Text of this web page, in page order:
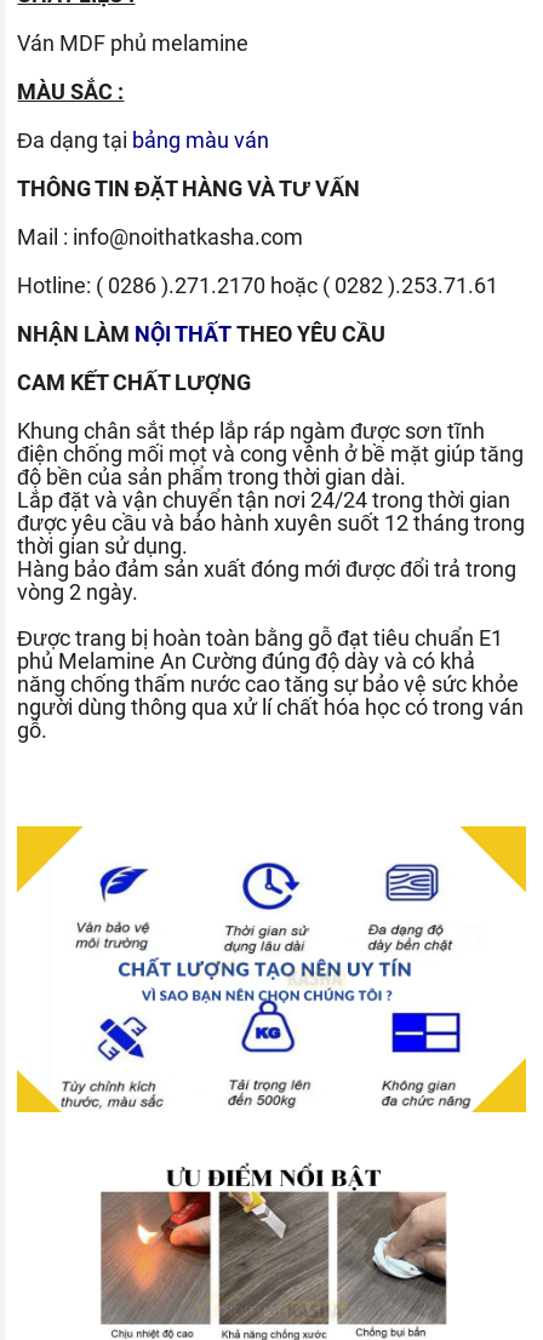
Ván MDF phủ melamine
MÀU SẮC :
Đa dạng tại bảng màu ván
THÔNG TIN ĐẶT HÀNG VÀ TƯ VẤN
Mail : info@noithatkasha.com
Hotline: ( 0286 ).271.2170 hoặc ( 0282 ).253.71.61
NHẬN LÀM NỘI THẤTTHEO YÊU CẦU
CAM KẾT CHẤT LƯỢNG
Khung chân sắt thép lắp ráp ngàm được sơn tĩnh
điện chống mối mọt và cong vênh ở bề mặt giúp tăng
độ bền của sản phẩm trong thời gian dài.
Lắp đặt và vận chuyển tận nơi 24/24 trong thời gian
được yêu cầu và bảo hành xuyên suốt 12 tháng trong
thời gian sử dụng.
Hàng bảo đảm sản xuất đóng mới được đổi trả trong
vòng 2 ngày.
Được trang bị hoàn toàn bằng gỗ đạt tiêu chuẩn E1
phủ Melamine An Cường đúng độ dày và có khả
năng chống thấm nước cao tăng sự bảo vệ sức khỏe
người dùng thông qua xử lí chất hóa học có trong ván
gỗ.